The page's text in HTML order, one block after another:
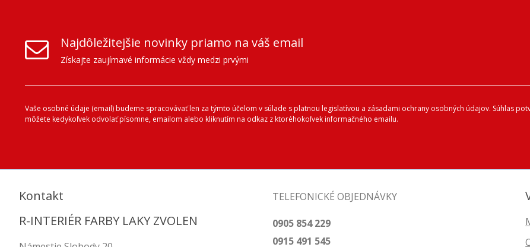
Najdôležitejšie novinky priamo na váš email
Získajte zaujímavé informácie vždy medzi prvými
Vaše osobné údaje (email) budeme spracovávať len za týmto účelom v súlade s platnou legislatívou a zásadami ochrany osobných údajov. Súhlas
môžete kedykoľvek odvolať písomne, emailom alebo kliknutím na odkaz z ktoréhokoľvek informačného emailu.
Kontakt
R-INTERIÉR FARBY LAKY ZVOLEN
TELEFONICKÉ OBJEDNÁVKY
0905 854 229
0915 491 545